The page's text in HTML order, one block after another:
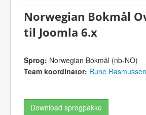
Norwegian Bokmål
til Joomla 6.x
Sprog: Norwegian Bokmål (nb-NO)
Team koordinator: Rune Rasmussen
Download sprogpakke